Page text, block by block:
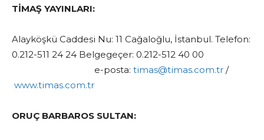
TİMAŞ YAYINLARI:
Alayköşkü Caddesi Nu: 11 Cağaloğlu, İstanbul. Telefon:
0.212-511 24 24 Belgegeçer: 0.212-512 40 00
e-posta: timas@timas.com.tr /
www.timas.com.tr
ORUÇ BARBAROS SULTAN: